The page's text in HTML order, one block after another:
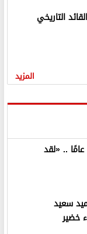
التاريخي
المزيد
عامًا .. «لقد
سعيد
خضير